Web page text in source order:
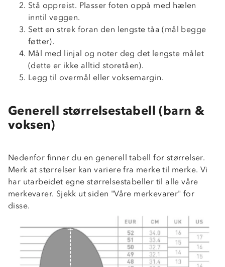
Stå oppreist. Plasser foten oppå med hælen
inntil veggen.
Sett en strek foran den lengste tåa (mål begge
føtter).
Mål med linjal og noter deg det lengste målet
(dette er ikke alltid storetåen).
Legg til overmål eller voksemargin.
Generell størrelsestabell (barn &
voksen)
Nedenfor finner du en generell tabell for størrelser.
Merk at størrelser kan variere fra merke til merke. Vi
har utarbeidet egne størrelsestabeller til alle våre
merkevarer. Sjekk ut siden "Våre merkevarer" for
disse.